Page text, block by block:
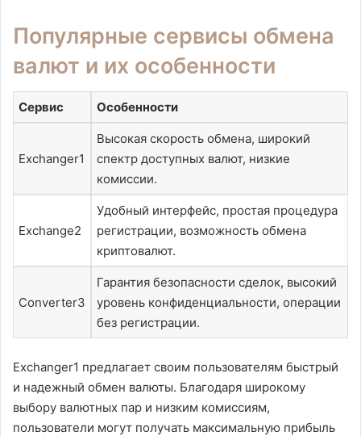
Популярные сервисы обмена
валют и их особенности
Сервис Особенности
Exchanger1
Высокая скорость обмена, широкий
спектр доступных валют, низкие
комиссии.
Exchange2
Удобный интерфейс, простая процедура
регистрации, возможность обмена
криптовалют.
Converter3
Гарантия безопасности сделок, высокий
уровень конфиденциальности, операции
без регистрации.
Exchanger1 предлагает своим пользователям быстрый
и надежный обмен валюты. Благодаря широкому
выбору валютных пар и низким комиссиям,
пользователи могут получать максимальную прибыль